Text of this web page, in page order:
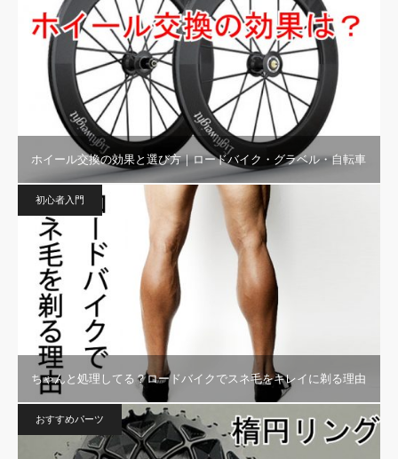
ホイール交換の効果と選び方｜ロードバイク・グラベル・自転車
初心者入門
ちゃんと処理してる？ロードバイクでスネ毛をキレイに剃る理由
おすすめパーツ